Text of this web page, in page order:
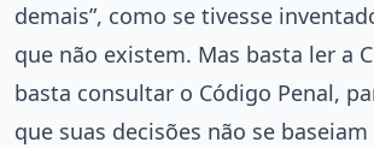
demais”, como se tivesse
que não existem. Mas basta ler a
basta consultar o Código Penal,
que suas decisões não se